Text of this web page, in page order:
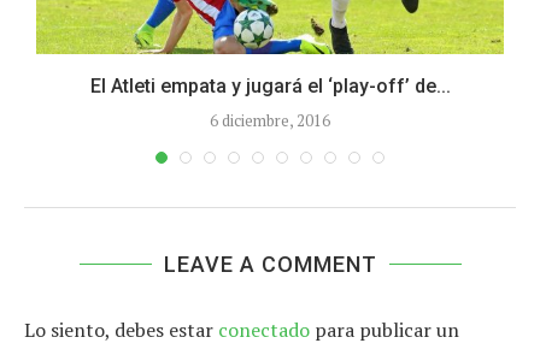
El Atleti empata y jugará el ‘play-off’ de...
6 diciembre, 2016
LEAVE A COMMENT
Lo siento, debes estar conectado para publicar un